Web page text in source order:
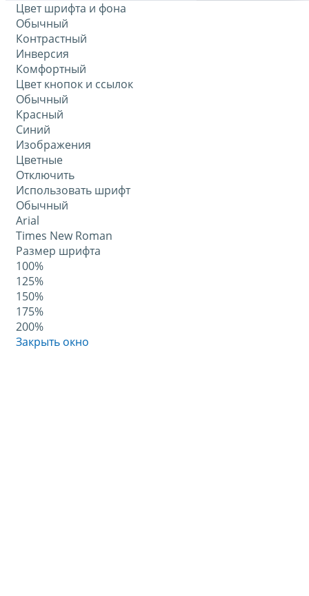
Цвет шрифта и фона
Обычный
Контрастный
Инверсия
Комфортный
Цвет кнопок и ссылок
Обычный
Красный
Синий
Изображения
Цветные
Отключить
Использовать шрифт
Обычный
Arial
Times New Roman
Размер шрифта
100%
125%
150%
175%
200%
Закрыть окно